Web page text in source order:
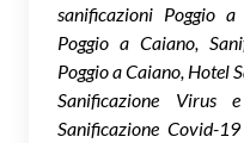
sanificazioni Poggio a
Poggio a Caiano,
Poggio a Caiano, Hotel
Sanificazione Virus
Sanificazione Covid-